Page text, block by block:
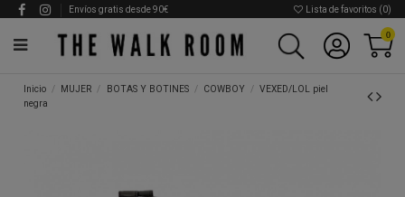
Envíos gratis desde 90€ Lista de favoritos (0)
0
Inicio MUJER BOTAS Y BOTINES COWBOY
VEXED/LOL piel
negra